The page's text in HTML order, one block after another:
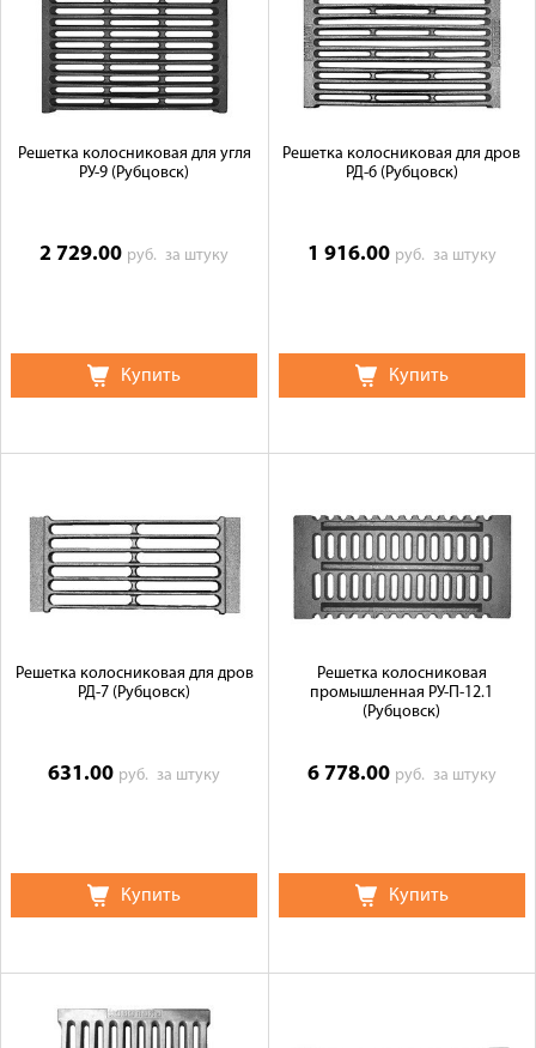
Решетка колосниковая для угля
РУ-9 (Рубцовск)
2 729.00 руб.за штуку
Купить
Решетка колосниковая для дров
РД-6 (Рубцовск)
1 916.00 руб. за штуку
Купить
Решетка колосниковая для дров
РД-7 (Рубцовск)
631.00 руб.за штуку
Купить
Решетка колосниковая
промышленная РУ-П-12.1
(Рубцовск)
6 778.00 руб. за штуку
Купить